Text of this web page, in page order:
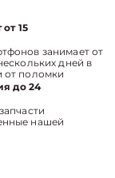
15
занимает от
дней в
от поломки
до 24
нашей